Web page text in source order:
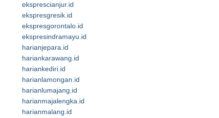
eksprescianjur.id
ekspresgresik.id
ekspresgorontalo.id
ekspresindramayu.id
harianjepara.id
hariankarawang.id
hariankediri.id
harianlamongan.id
harianlumajang.id
harianmajalengka.id
harianmalang.id